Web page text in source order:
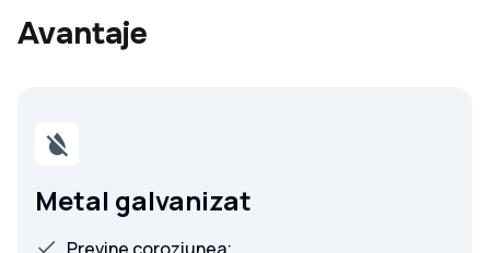
Avantaje
Metal galvanizat